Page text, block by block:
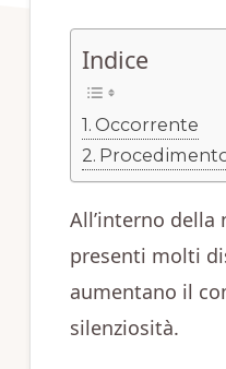
Indice
Occorrente
All’interno della
presenti molti
aumentano il
silenziosità.